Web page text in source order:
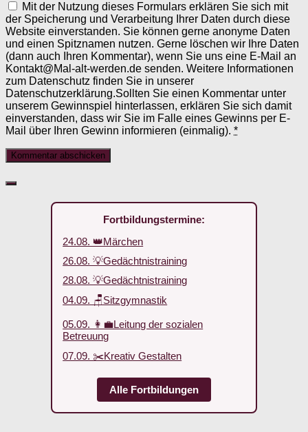
Mit der Nutzung dieses Formulars erklären Sie sich mit
der Speicherung und Verarbeitung Ihrer Daten durch diese
Website einverstanden. Sie können gerne anonyme Daten
und einen Spitznamen nutzen. Gerne löschen wir Ihre Daten
(dann auch Ihren Kommentar), wenn Sie uns eine E-Mail an
Kontakt@Mal-alt-werden.de senden. Weitere Informationen
zum Datenschutz finden Sie in unserer
Datenschutzerklärung.Sollten Sie einen Kommentar unter
unserem Gewinnspiel hinterlassen, erklären Sie sich damit
einverstanden, dass wir Sie im Falle eines Gewinns per E-
Mail über Ihren Gewinn informieren (einmalig). *
Fortbildungstermine:
24.08. 👑Märchen
26.08. 💡Gedächtnistraining
28.08. 💡Gedächtnistraining
04.09. 🪑Sitzgymnastik
05.09. 👩‍💼Leitung der sozialen
Betreuung
07.09. ✂️Kreativ Gestalten
Alle Fortbildungen